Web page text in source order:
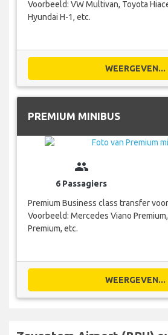
Voorbeeld: VW Multivan, Toyota
Hyundai H-1, etc.
WEERGEVEN...
PREMIUM MINIBUS
group
6 Passagiers
Premium Business class transfer
Voorbeeld: Mercedes Viano
Premium, etc.
WEERGEVEN...